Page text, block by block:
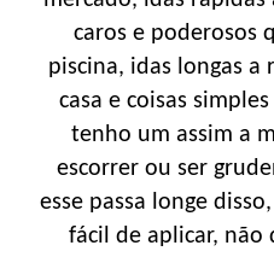
caros e poderosos
piscina, idas longas a
casa e coisas
tenho um assim a
escorrer ou ser
esse passa longe
fácil de aplicar, não